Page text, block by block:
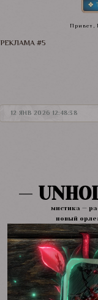
✥
Привет,
РЕКЛАМА #5
12 ЯНВ 2026 12:48:38
—
мистика —
новый